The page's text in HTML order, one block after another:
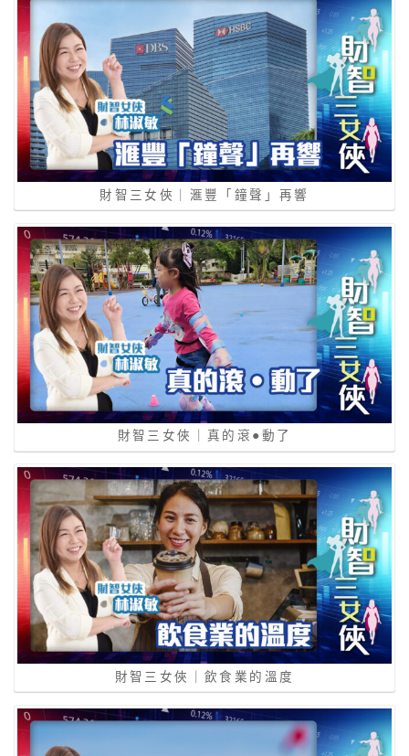
財智三女俠｜滙豐「鐘聲」再響
財智三女俠｜真的滾●動了
財智三女俠｜飲食業的溫度